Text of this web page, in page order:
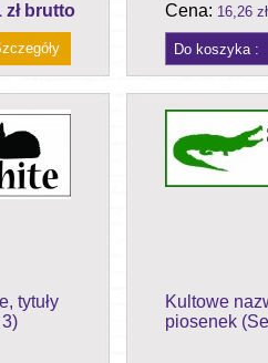
zł brutto Cena: 16,26
tytuły
Kultowe
piosenek